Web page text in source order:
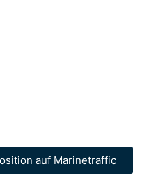
auf Marinetraffic